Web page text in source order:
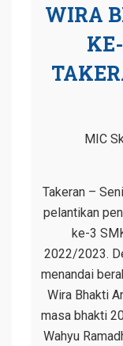
WIRA
MIC
Takeran –
pelantikan
ke-3
2022/2023.
menandai
Wira Bhakti
masa bhakti
Wahyu